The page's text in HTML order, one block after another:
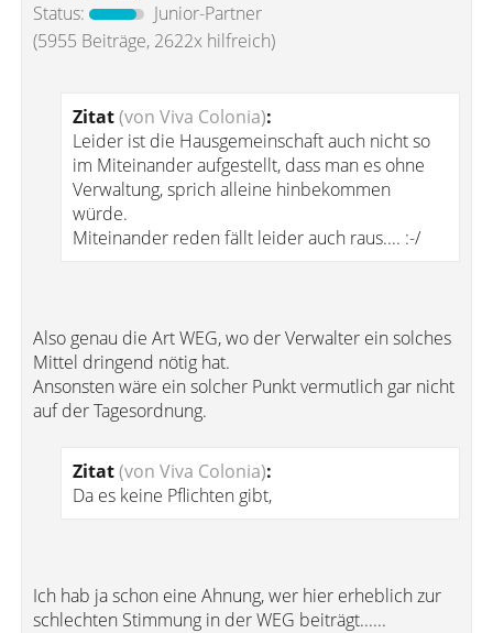
Status:
Junior-Partner
(5955 Beiträge, 2622x hilfreich)
Zitat(von Viva Colonia):
Leider ist die Hausgemeinschaft auch nicht so
im Miteinander aufgestellt, dass man es ohne
Verwaltung, sprich alleine hinbekommen
würde.
Miteinander reden fällt leider auch raus.... :-/
Also genau die Art WEG, wo der Verwalter ein solches
Mittel dringend nötig hat.
Ansonsten wäre ein solcher Punkt vermutlich gar nicht
auf der Tagesordnung.
Zitat(von Viva Colonia):
Da es keine Pflichten gibt,
Ich hab ja schon eine Ahnung, wer hier erheblich zur
schlechten Stimmung in der WEG beiträgt......